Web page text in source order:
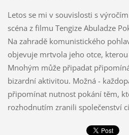
Letos se mi v souvislosti s
scéna z filmu Tengize Abuladze
Na zahradě komunistického
objevuje mrtvola jeho otce,
Mnohým může připadat
bizardní aktivitou. Možná -
připomínat nutnost pokání těm,
rozhodnutím zranili společenství